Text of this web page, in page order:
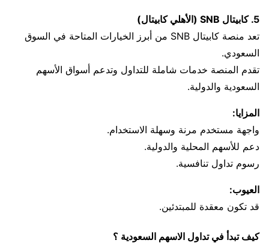
5. كابيتال SNB (الأهلي كابيتال)
تعد منصة كابيتال SNB من أبرز الخيارات المتاحة في السوق
السعودي.
تقدم المنصة خدمات شاملة للتداول وتدعم أسواق الأسهم
السعودية والدولية.
المزايا:
واجهة مستخدم مرنة وسهلة الاستخدام.
دعم للأسهم المحلية والدولية.
رسوم تداول تنافسية.
العيوب:
قد تكون معقدة للمبتدئين.
كيف تبدأ في تداول الاسهم السعودية ؟